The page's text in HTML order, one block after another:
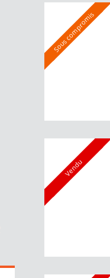
Sous compromis
Vendu